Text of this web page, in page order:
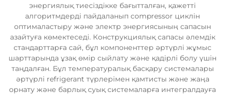
энергиялық тиесіздікке бағытталған, қажетті
алгоритмдерді пайдаланып compressor циклін
оптималастыру және электр энергиясының сапасын
азайтуға көмектеседі. Конструкциялық сапасы әлемдік
стандарттарға сай, бұл компоненттер әртүрлі жұмыс
шарттарында ұзақ өмір сыйлату және қадірлі болу үшін
таңдалған. Бұл температуралық басқару системалары
әртүрлі refrigerant түрлерімен қамтисты және жаңа
орнату және барлық суық системаларға интегралдауға